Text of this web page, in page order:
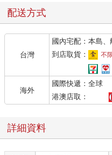
配送方式
台灣
國內宅配：本島、
到店取貨：
不
海外
國際快遞：全球
港澳店取：
詳細資料